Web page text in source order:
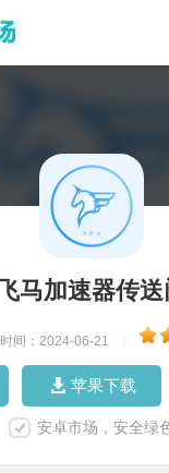
飞马加速器传送
时间：2024-06-21
苹果下载
安卓市场，安全绿